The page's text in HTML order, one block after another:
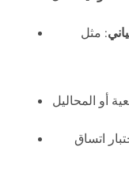
: مثل Tableau أو Matplotlib
أو المحاليل
اتساق